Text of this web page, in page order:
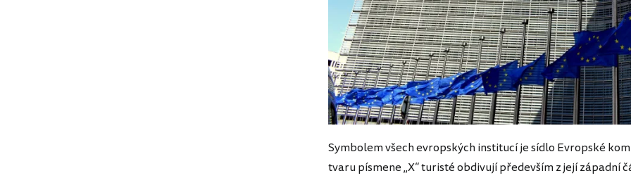
Symbolem všech evropských institucí je sídlo Evropské
tvaru písmene „X“ turisté obdivují především z její západní